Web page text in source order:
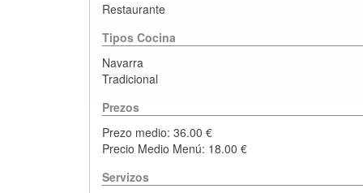
Restaurante
Tipos Cocina
Navarra
Tradicional
Prezos
Prezo medio: 36.00 €
Precio Medio Menú: 18.00 €
Servizos